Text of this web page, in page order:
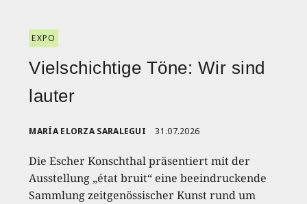
EXPO
Vielschichtige Töne: Wir sind
lauter
MARÍA ELORZA SARALEGUI 31.07.2026
Die Escher Konschthal präsentiert mit der
Ausstellung „état bruit“ eine beeindruckende
Sammlung zeitgenössischer Kunst rund um